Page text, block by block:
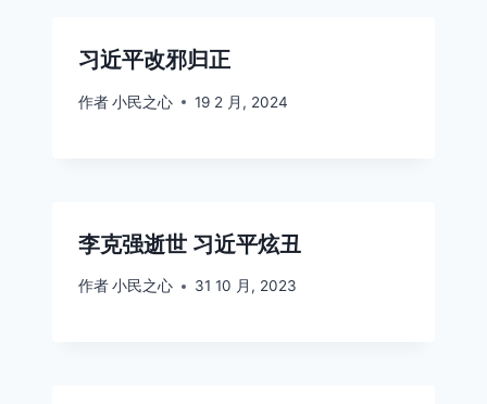
习近平改邪归正
作者小民之心 19 2 月, 2024
李克强逝世 习近平炫丑
作者小民之心 31 10 月, 2023